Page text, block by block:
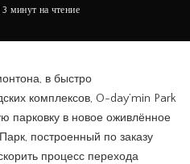
3 минут на чтение
в быстро
комплексов, O-day’min Park
парковку в новое оживлённое
построенный по заказу
процесс перехода